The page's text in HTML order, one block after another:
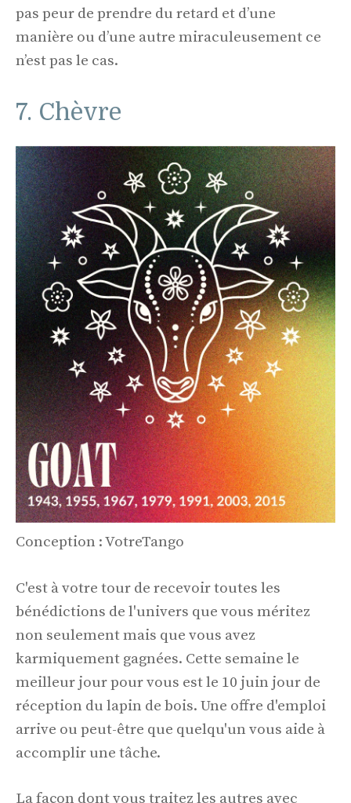
pas peur de prendre du retard et d’une
manière ou d’une autre miraculeusement ce
n’est pas le cas.
7. Chèvre
Conception : VotreTango
C'est à votre tour de recevoir toutes les
bénédictions de l'univers que vous méritez
non seulement mais que vous avez
karmiquement gagnées. Cette semaine le
meilleur jour pour vous est le 10 juin jour de
réception du lapin de bois. Une offre d'emploi
arrive ou peut-être que quelqu'un vous aide à
accomplir une tâche.
La façon dont vous traitez les autres avec